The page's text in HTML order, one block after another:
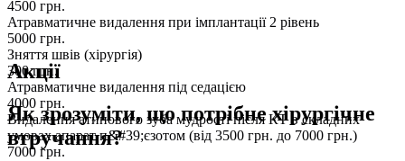
4500 грн.
Атравматичне видалення при імплантації 2 рівень
5000 грн.
Зняття швів (хірургія)
300грн.
Атравматичне видалення під седацією
4000 грн.
Видалення атипового зуба мудрості після КТ в складних
умовах апарат п&#39;єзотом (від 3500 грн. до 7000 грн.)
7000 грн.
Акції
Як зрозуміти, що потрібне хірургічне
втручання?